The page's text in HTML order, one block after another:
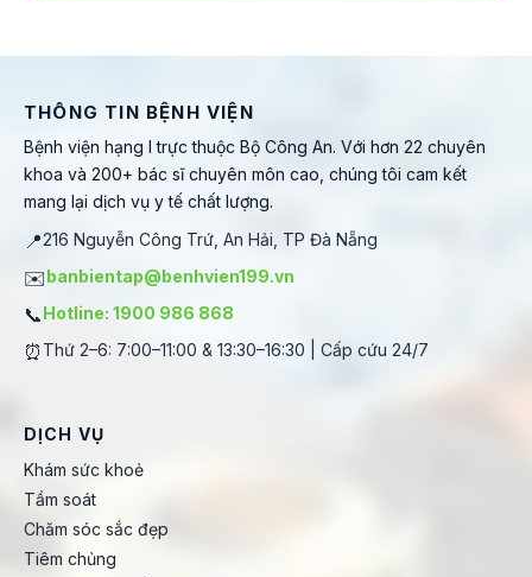
THÔNG TIN BỆNH VIỆN
Bệnh viện hạng I trực thuộc Bộ Công An. Với hơn 22 chuyên
khoa và 200+ bác sĩ chuyên môn cao, chúng tôi cam kết
mang lại dịch vụ y tế chất lượng.
📍216 Nguyễn Công Trứ, An Hải, TP Đà Nẵng
✉️banbientap@benhvien199.vn
📞Hotline: 1900 986 868
⏰ Thứ 2–6: 7:00–11:00 & 13:30–16:30 | Cấp cứu 24/7
DỊCH VỤ
Khám sức khoẻ
Tầm soát
Chăm sóc sắc đẹp
Tiêm chủng